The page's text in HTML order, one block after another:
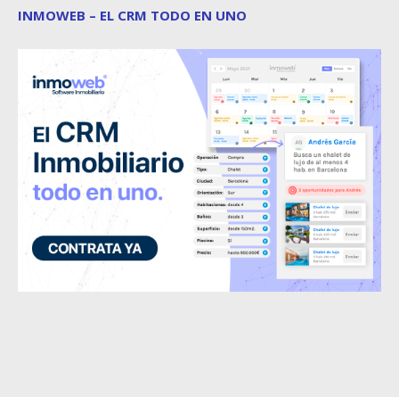
INMOWEB – EL CRM TODO EN UNO